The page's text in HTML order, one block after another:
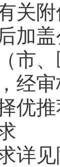
关
加
市
经
优
见